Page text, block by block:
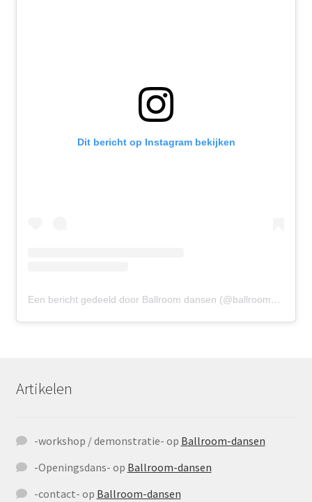
Dit bericht op Instagram bekijken
Een bericht gedeeld door Ballroom dansen (@ballroomdansen)
Artikelen
-workshop / demonstratie- op Ballroom-dansen
-Openingsdans- op Ballroom-dansen
-contact- op Ballroom-dansen